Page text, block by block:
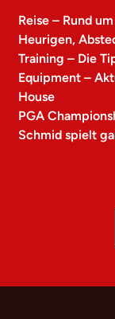
Reise – Rund
Heurigen,
Training – Die
Equipment –
House
PGA
Schmid spielt